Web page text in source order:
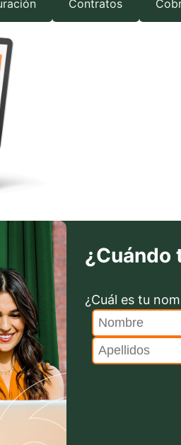
Contratos
¿Cuándo
¿Cuál es tu